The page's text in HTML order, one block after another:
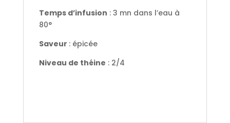
Temps d’infusion : 3 mn dans l’eau à
80°
Saveur : épicée
Niveau de théine : 2/4